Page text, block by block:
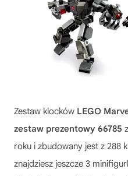
Zestaw klocków LEGO
zestaw prezentowy 66785
roku i zbudowany jest z 288
znajdziesz jeszcze 3